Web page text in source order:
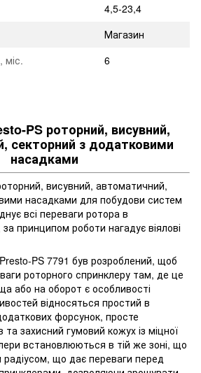
4,5-23,4
Магазин
міс.
6
PS роторний, висувний,
секторний з додатковими
насадками
висувний, автоматичний,
насадками для побудови систем
всі переваги ротора в
принципом роботи нагадує віялові
PS 7791 був розроблений, щоб
роторного спринклеру там, де це
або на оборот є особливості
відносяться простий в
форсунок, просте
та захисний гумовий кожух із міцної
встановлюються в тій же зоні, що
радіусом, що дає переваги перед